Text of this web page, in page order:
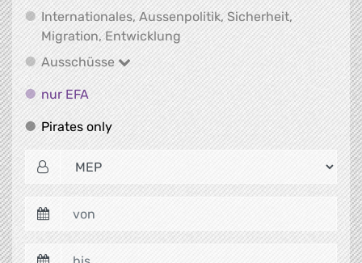
Internationales, Aussenpolitik, Sicherheit,
Migration, EntwicklungInternationales,
Ausschüsse
Ausschüsse
nur EFAnur EFA
Pirates onlyPirates only